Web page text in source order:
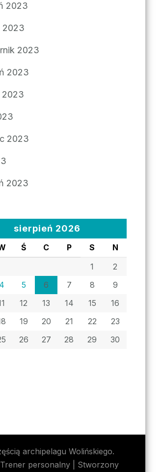
2023
2023
2023
2023
2023
2023
2023
sierpień 2026
Ś C P S
N
1
2
4 5 6 7 8
9
12 13 14 15
16
19 20 21 22
23
26 27 28 29
30
archipelagu Wolińskiego.
Trener personalny | Stworzony